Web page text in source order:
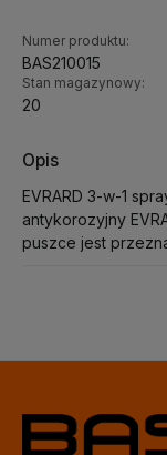
Numer produktu:
BAS210015
Stan magazynowy:
20
Opis
EVRARD 3-w-1
antykorozyjny
puszce jest